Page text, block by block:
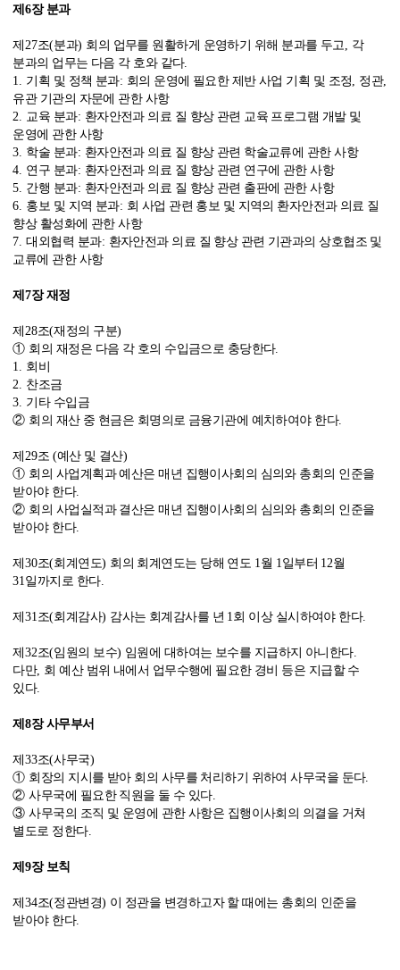
제 6장 분과
제 27조(분과) 회의 업무를 원활하게 운영하기 위해 분과를 두고, 각
분과의 업무는 다음 각 호와 같다.
1. 기획 및 정책 분과: 회의 운영에 필요한 제반 사업 기획 및 조정, 정관,
유관 기관의 자문에 관한 사항
2. 교육 분과: 환자안전과 의료 질 향상 관련 교육 프로그램 개발 및
운영에 관한 사항
3. 학술 분과: 환자안전과 의료 질 향상 관련 학술교류에 관한 사항
4. 연구 분과: 환자안전과 의료 질 향상 관련 연구에 관한 사항
5. 간행 분과: 환자안전과 의료 질 향상 관련 출판에 관한 사항
6. 홍보 및 지역 분과: 회 사업 관련 홍보 및 지역의 환자안전과 의료 질
향상 활성화에 관한 사항
7.대외협력 분과: 환자안전과 의료 질 향상 관련 기관과의 상호협조 및
교류에 관한 사항
제 7장 재정
제 28조(재정의 구분)
① 회의 재정은 다음 각 호의 수입금으로 충당한다.
1. 회비
2. 찬조금
3. 기타 수입금
② 회의 재산 중 현금은 회명의로 금융기관에 예치하여야 한다.
제 29조 (예산 및 결산)
① 회의 사업계획과 예산은 매년 집행이사회의 심의와 총회의 인준을
받아야 한다.
② 회의 사업실적과 결산은 매년 집행이사회의 심의와 총회의 인준을
받아야 한다.
제 30조(회계연도) 회의 회계연도는 당해 연도 1월 1일부터 12월
31일까지로 한다.
제 31조(회계감사) 감사는 회계감사를 년 1회 이상 실시하여야 한다.
제 32조(임원의 보수) 임원에 대하여는 보수를 지급하지 아니한다.
다만, 회 예산 범위 내에서 업무수행에 필요한 경비 등은 지급할 수
있다.
제 8장 사무부서
제 33조(사무국)
① 회장의 지시를 받아 회의 사무를 처리하기 위하여 사무국을 둔다.
②사무국에 필요한 직원을 둘 수 있다.
③사무국의 조직 및 운영에 관한 사항은 집행이사회의 의결을 거쳐
별도로 정한다.
제 9장 보칙
제 34조(정관변경) 이 정관을 변경하고자 할 때에는 총회의 인준을
받아야 한다.